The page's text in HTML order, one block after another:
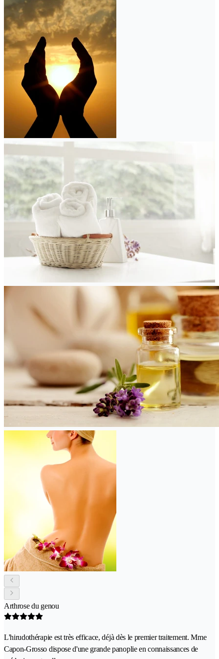
Arthrose du genou
L'hirudothérapie est très efficace, déjà dès le premier traitement. Mme
Capon-Grosso dispose d'une grande panoplie en connaissances de